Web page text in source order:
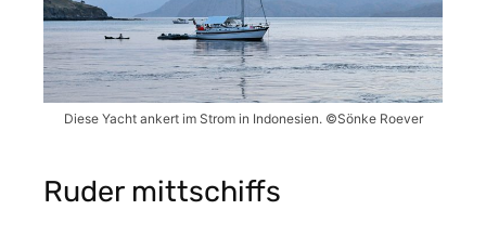
Diese Yacht ankert im Strom in Indonesien. ©Sönke Roever
Ruder mittschiffs